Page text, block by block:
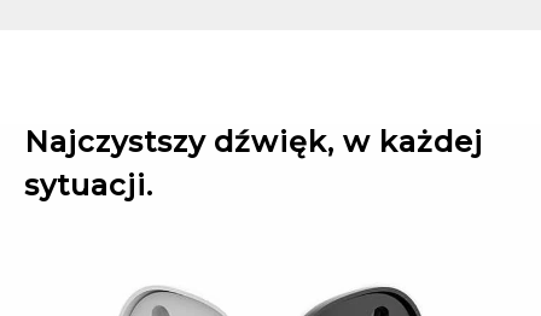
Najczystszy dźwięk, w każdej
sytuacji.